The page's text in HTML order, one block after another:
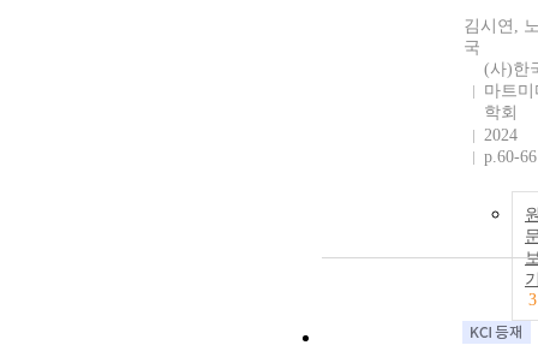
김시연,
국
(사)한
마트
학회
2024
p.60-66
3